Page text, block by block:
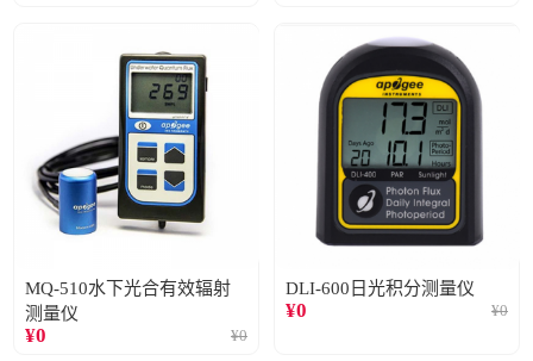
MQ-510水下光合有效辐射
测量仪
¥0 ¥0
DLI-600日光积分测量仪
¥0 ¥0